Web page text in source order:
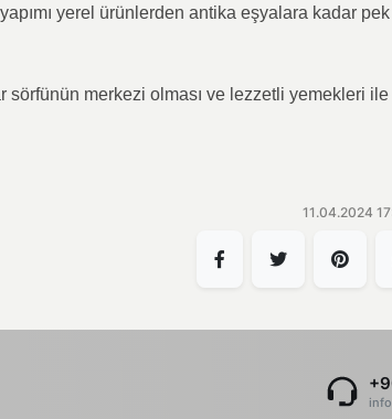
yerel ürünlerden antika eşyalara kadar
sörfünün merkezi olması ve lezzetli yemekleri ile
11.04.2024